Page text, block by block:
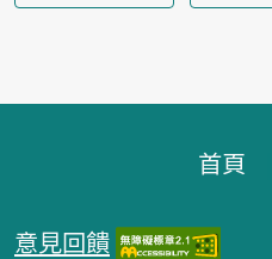
首頁
意見回饋